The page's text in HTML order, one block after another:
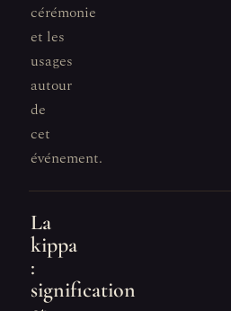
cérémonie
et les
usages
autour
de
cet
événement.
La
kippa
:
signification